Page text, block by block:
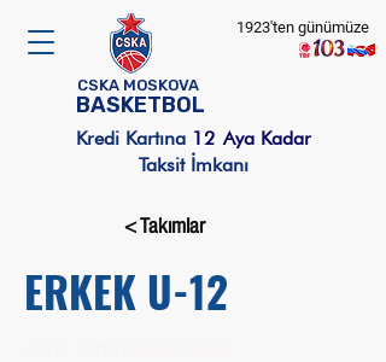
CSKA MOSKOVA
BASKETBOL
1923'ten günümüze
Kredi Kartına 12 Aya Kadar
Taksit İmkanı
< Takımlar
ERKEK U-12